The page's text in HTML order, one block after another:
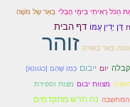
הַכֹּל רָאִיתִי בִּימֵי הֶבְלִי בְּאֵר שֶל מֹשֶׁה
דָּן יָדִין עַמּוֹ דף הבית
והנה באר בשדה זוהר
יום ייבום כְּמוֹ שֶּׁהֵם [כגוונא]
ה מצוות יבום מצות וספירת
המחשבה נח חדש מתקדמים